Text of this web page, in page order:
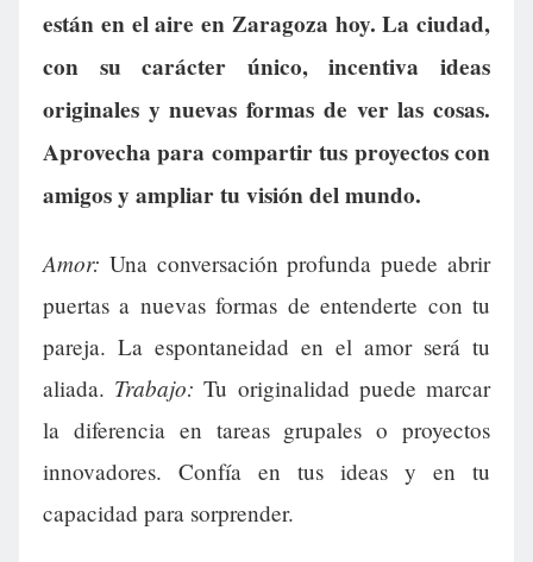
están en el aire en Zaragoza hoy. La ciudad,
con su carácter único, incentiva ideas
originales y nuevas formas de ver las cosas.
Aprovecha para compartir tus proyectos con
amigos y ampliar tu visión del mundo.
Amor: Una conversación profunda puede abrir
puertas a nuevas formas de entenderte con tu
pareja. La espontaneidad en el amor será tu
aliada. Trabajo: Tu originalidad puede marcar
la diferencia en tareas grupales o proyectos
innovadores. Confía en tus ideas y en tu
capacidad para sorprender.